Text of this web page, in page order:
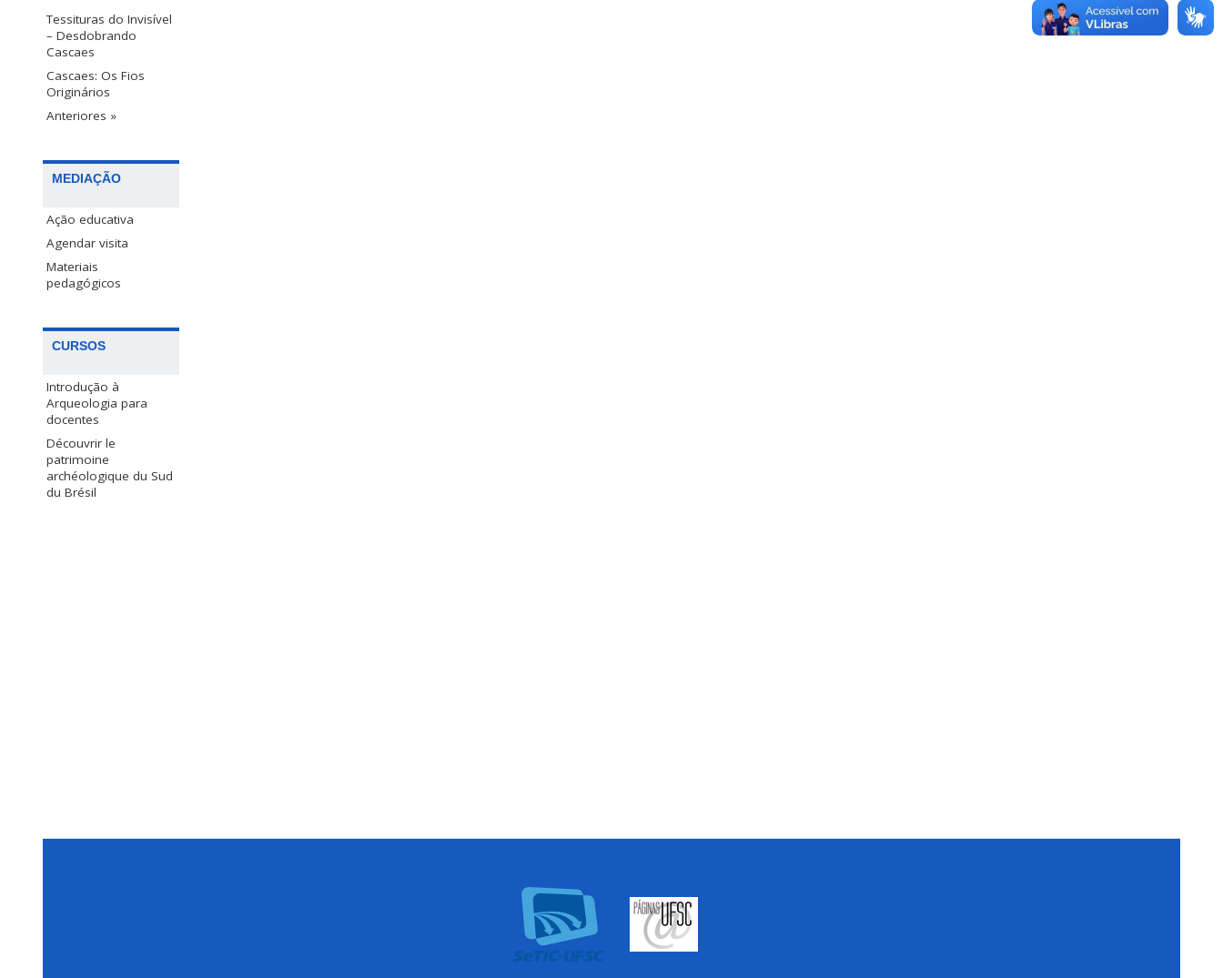
Tessituras do Invisível
– Desdobrando
Cascaes
Cascaes: Os Fios
Originários
Anteriores »
MEDIAÇÃO
Ação educativa
Agendar visita
Materiais
pedagógicos
CURSOS
Introdução à
Arqueologia para
docentes
Découvrir le
patrimoine
archéologique du Sud
du Brésil